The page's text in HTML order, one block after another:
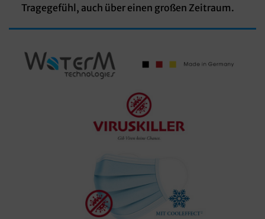
Tragegefühl, auch über einen großen Zeitraum.